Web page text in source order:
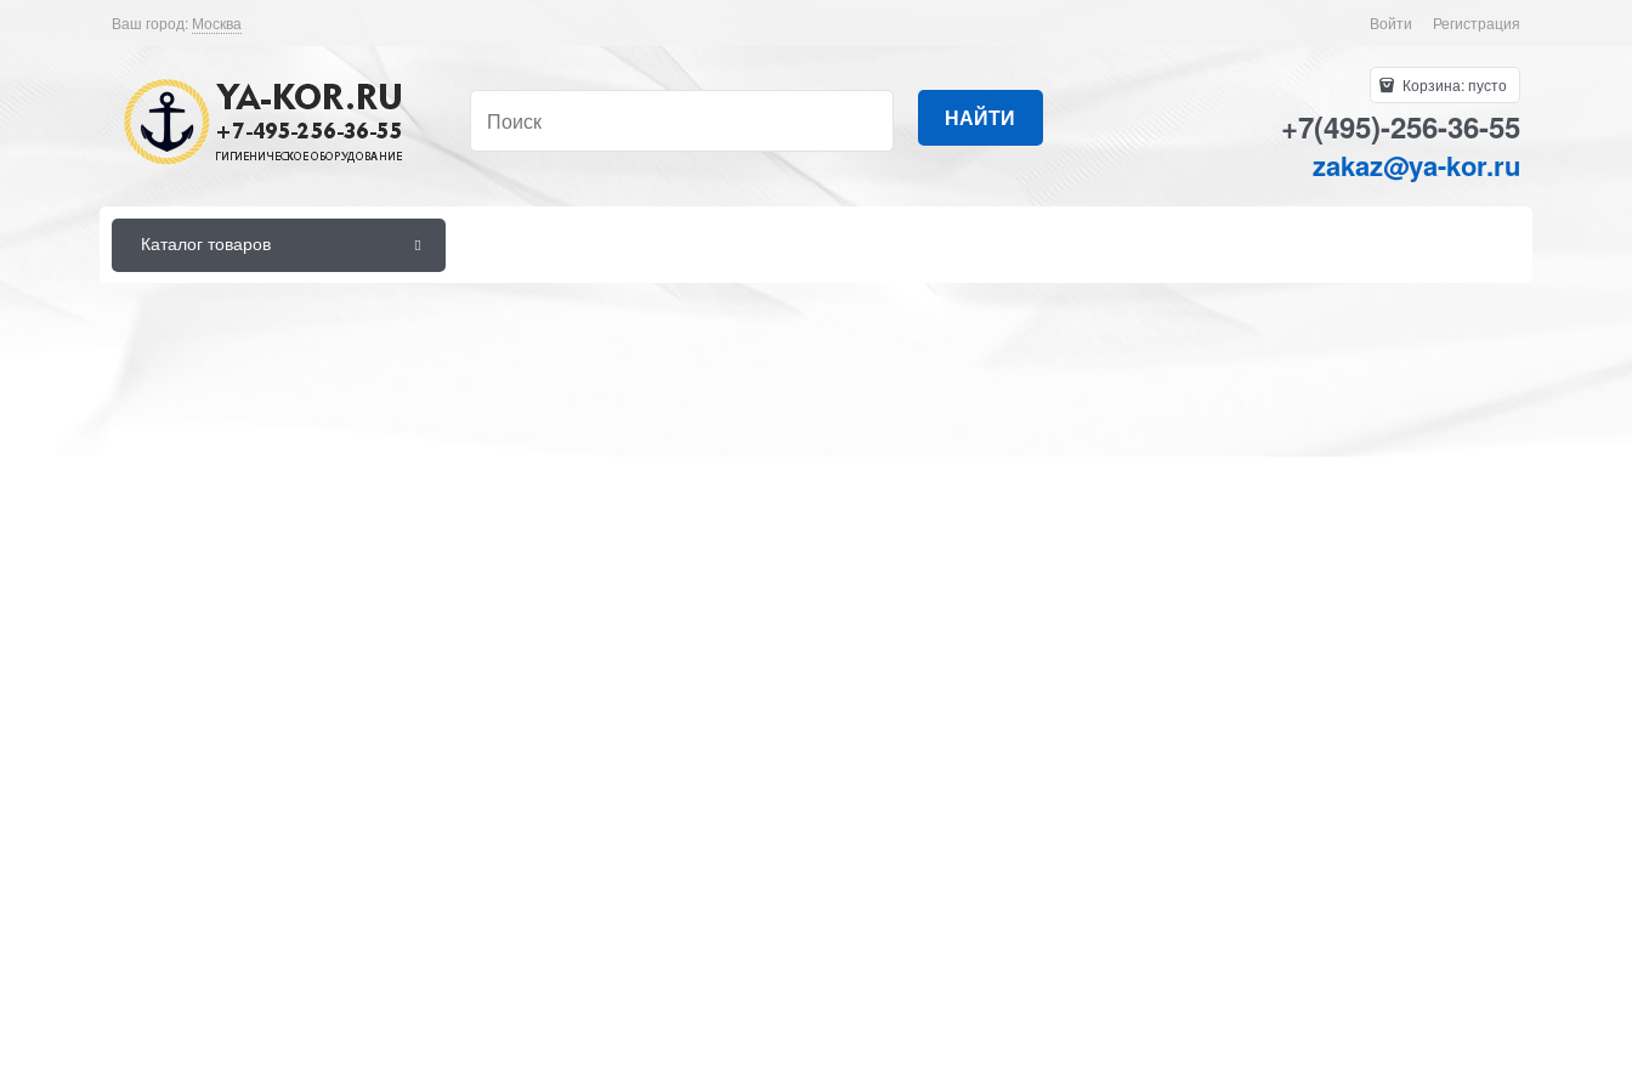
Ваш город: Москва Войти Регистрация
НАЙТИ
Корзина:пусто
+7(495)-256-36-55
zakaz@ya-kor.ru
Каталог товаров